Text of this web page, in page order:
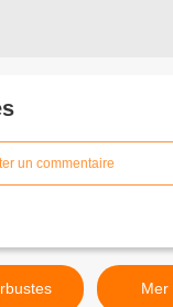
un commentaire